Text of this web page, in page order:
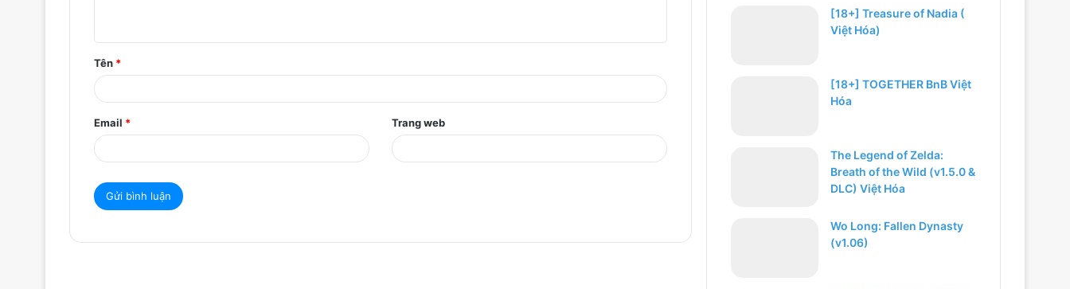
ậ
n
*
Tên *
Email * Trang web
[18+] Treasure of Nadia (
Việt Hóa)
[18+] TOGETHER BnB Việt
Hóa
The Legend of Zelda:
Breath of the Wild (v1.5.0 &
DLC) Việt Hóa
Wo Long: Fallen Dynasty
(v1.06)